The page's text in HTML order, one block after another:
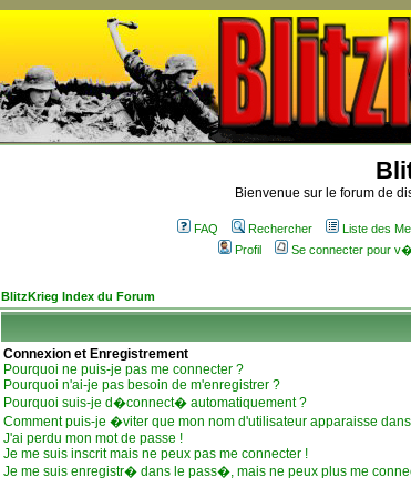
Bienvenue sur le forum de
FAQ Rechercher Liste des
Profil
Se connecter pour
BlitzKrieg Index du Forum
Connexion et Enregistrement
Pourquoi ne puis-je pas me connecter ?
Pourquoi n'ai-je pas besoin de m'enregistrer ?
Pourquoi suis-je d�connect� automatiquement ?
Comment puis-je �viter que mon nom d'utilisateur apparaisse
J'ai perdu mon mot de passe !
Je me suis inscrit mais ne peux pas me connecter !
Je me suis enregistr� dans le pass�, mais ne peux plus me